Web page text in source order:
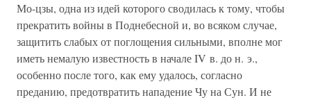
Мо-цзы, одна из идей которого сводилась к тому, чтобы
прекратить войны в Поднебесной и, во всяком случае,
защитить слабых от поглощения сильными, вполне мог
иметь немалую известность в начале IV в. до н. э.,
особенно после того, как ему удалось, согласно
преданию, предотвратить нападение Чу на Сун. И не